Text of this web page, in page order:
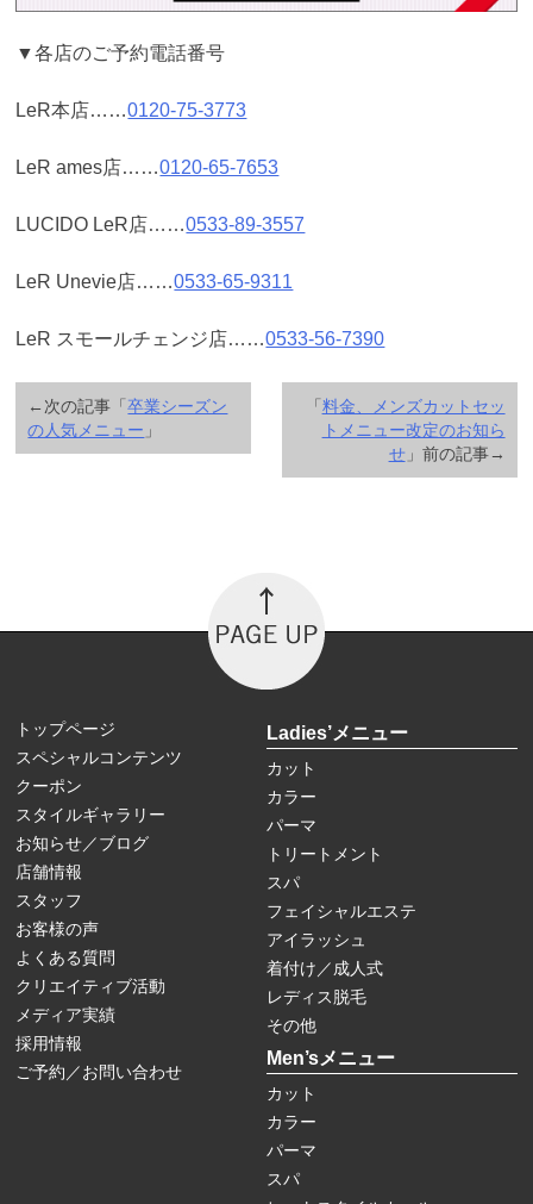
▼各店のご予約電話番号
LeR本店……0120-75-3773
LeR ames店……0120-65-7653
LUCIDO LeR店……0533-89-3557
LeR Unevie店……0533-65-9311
LeR スモールチェンジ店……0533-56-7390
「料金、メンズカットセッ
トメニュー改定のお知ら
せ」前の記事→
←次の記事「卒業シーズン
の人気メニュー 」
トップページ
スペシャルコンテンツ
クーポン
スタイルギャラリー
お知らせ／ブログ
店舗情報
スタッフ
お客様の声
よくある質問
クリエイティブ活動
メディア実績
採用情報
ご予約／お問い合わせ
Ladies’メニュー
カット
カラー
パーマ
トリートメント
スパ
フェイシャルエステ
アイラッシュ
着付け／成人式
レディス脱毛
その他
Men’sメニュー
カット
カラー
パーマ
スパ